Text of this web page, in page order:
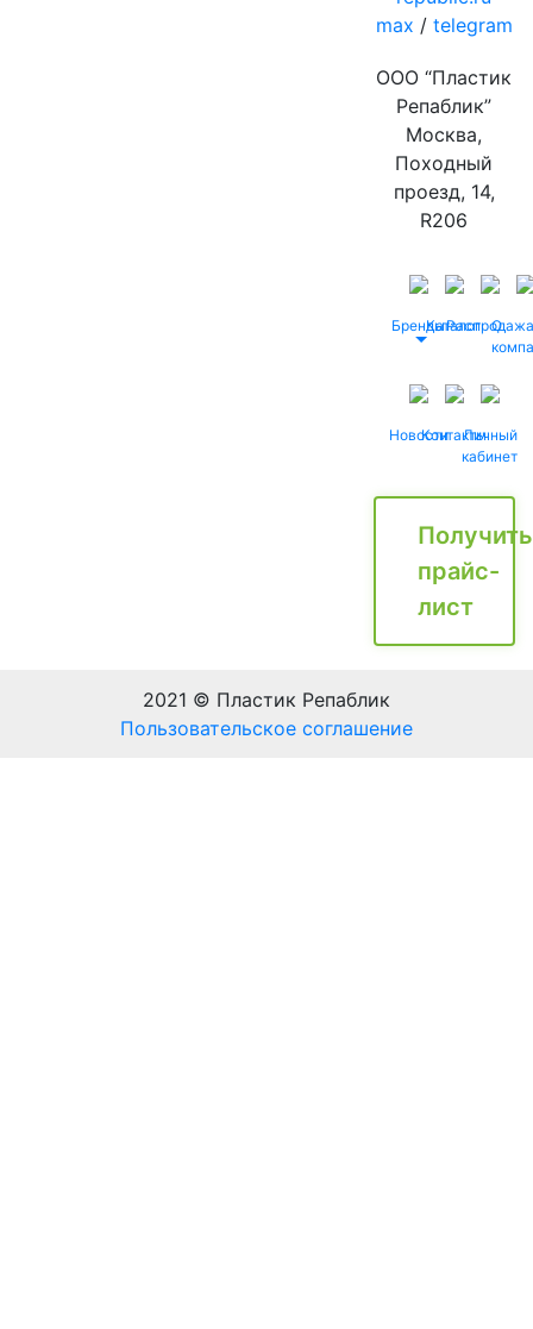
max / telegram
ООО “Пластик
Репаблик”
Москва,
Походный
проезд, 14,
R206
БрендыКаталог
Распродажа
О
НовостиКонтактыЛичный
кабинет
Получить
прайс-
лист
2021 © Пластик Репаблик
Пользовательское соглашение